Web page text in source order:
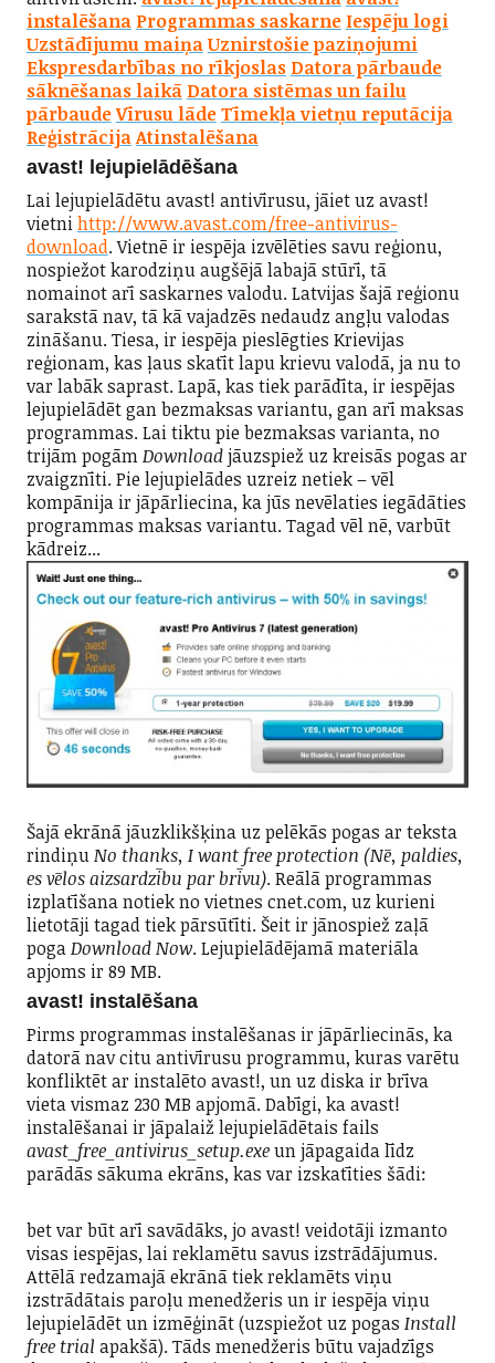
instalēšana Programmas saskarne Iespēju logi
Uzstādījumu maiņaUznirstošie paziņojumi
Ekspresdarbības no rīkjoslas Datora pārbaude
sāknēšanas laikā Datora sistēmas un failu
pārbaudeVīrusu lādeTīmekļa vietņu reputācija
ReģistrācijaAtinstalēšana
avast! lejupielādēšana
Lai lejupielādētu avast! antivīrusu, jāiet uz avast!
vietnihttp://www.avast.com/free-antivirus-
download. Vietnē ir iespēja izvēlēties savu reģionu,
nospiežot karodziņu augšējā labajā stūrī, tā
nomainot arī saskarnes valodu. Latvijas šajā reģionu
sarakstā nav, tā kā vajadzēs nedaudz angļu valodas
zināšanu. Tiesa, ir iespēja pieslēgties Krievijas
reģionam, kas ļaus skatīt lapu krievu valodā, ja nu to
var labāk saprast. Lapā, kas tiek parādīta, ir iespējas
lejupielādēt gan bezmaksas variantu, gan arī maksas
programmas. Lai tiktu pie bezmaksas varianta, no
trijām pogāmDownloadjāuzspiež uz kreisās pogas ar
zvaigznīti. Pie lejupielādes uzreiz netiek – vēl
kompānija ir jāpārliecina, ka jūs nevēlaties iegādāties
programmas maksas variantu. Tagad vēl nē, varbūt
kādreiz...
Šajā ekrānā jāuzklikšķina uz pelēkās pogas ar teksta
rindiņuNo thanks, I want free protection (Nē, paldies,
es vēlos aizsardzību par brīvu). Reālā programmas
izplatīšana notiek no vietnes cnet.com, uz kurieni
lietotāji tagad tiek pārsūtīti. Šeit ir jānospiež zaļā
pogaDownload Now. Lejupielādējamā materiāla
apjoms ir 89 MB.
avast! instalēšana
Pirms programmas instalēšanas ir jāpārliecinās, ka
datorā nav citu antivīrusu programmu, kuras varētu
konfliktēt ar instalēto avast!, un uz diska ir brīva
vieta vismaz 230 MB apjomā. Dabīgi, ka avast!
instalēšanai ir jāpalaiž lejupielādētais fails
avast_free_antivirus_setup.exeun jāpagaida līdz
parādās sākuma ekrāns, kas var izskatīties šādi:
bet var būt arī savādāks, jo avast! veidotāji izmanto
visas iespējas, lai reklamētu savus izstrādājumus.
Attēlā redzamajā ekrānā tiek reklamēts viņu
izstrādātais paroļu menedžeris un ir iespēja viņu
lejupielādēt un izmēģināt (uzspiežot uz pogas Install
free trial apakšā). Tāds menedžeris būtu vajadzīgs